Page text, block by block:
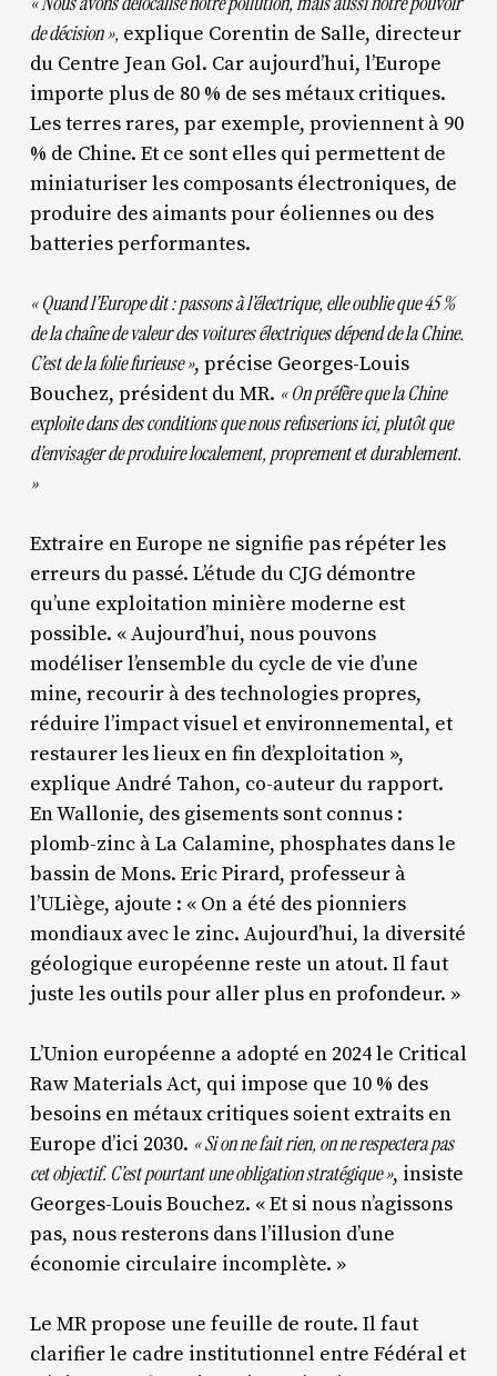
de décision », explique Corentin de Salle, directeur
du Centre Jean Gol. Car aujourd’hui, l’Europe
importe plus de 80 % de ses métaux critiques.
Les terres rares, par exemple, proviennent à 90
% de Chine. Et ce sont elles qui permettent de
miniaturiser les composants électroniques, de
produire des aimants pour éoliennes ou des
batteries performantes.
« Quand l’Europe dit : passons à l’électrique, elle oublie que 45 %
de la chaîne de valeur des voitures électriques dépend de la Chine.
C’est de la folie furieuse », précise Georges-Louis
Bouchez, président du MR. « On préfère que la Chine
exploite dans des conditions que nous refuserions ici, plutôt que
d’envisager de produire localement, proprement et durablement.
»
Extraire en Europe ne signifie pas répéter les
erreurs du passé. L’étude du CJG démontre
qu’une exploitation minière moderne est
possible. « Aujourd’hui, nous pouvons
modéliser l’ensemble du cycle de vie d’une
mine, recourir à des technologies propres,
réduire l’impact visuel et environnemental, et
restaurer les lieux en fin d’exploitation »,
explique André Tahon, co-auteur du rapport.
En Wallonie, des gisements sont connus :
plomb-zinc à La Calamine, phosphates dans le
bassin de Mons. Eric Pirard, professeur à
l’ULiège, ajoute : « On a été des pionniers
mondiaux avec le zinc. Aujourd’hui, la diversité
géologique européenne reste un atout. Il faut
juste les outils pour aller plus en profondeur. »
L’Union européenne a adopté en 2024 le Critical
Raw Materials Act, qui impose que 10 % des
besoins en métaux critiques soient extraits en
Europe d’ici 2030. « Si on ne fait rien, on ne respectera pas
cet objectif. C’est pourtant une obligation stratégique », insiste
Georges-Louis Bouchez. « Et si nous n’agissons
pas, nous resterons dans l’illusion d’une
économie circulaire incomplète. »
Le MR propose une feuille de route. Il faut
clarifier le cadre institutionnel entre Fédéral et